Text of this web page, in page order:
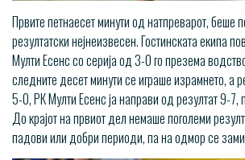
Првите петнаесет минути од натпреварот, беше
резултатски нејнеизвесен. Гостинската екипа
Мулти Есенс со серија од 3-0 го презема
следните десет минути се играше израмнето, а
5-0, РК Мулти Есенс ја направи од резултат 9-
До крајот на првиот дел немаше поголеми
падови или добри периоди, па на одмор се